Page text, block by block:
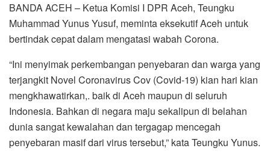
c
e
b
o
k
i
t
t
r
a
t
s
p
p
n
e
l
e
g
a
m
a
i
l
a
r
e
BANDA ACEH – Ketua Komisi I DPR Aceh, Teungku
Muhammad Yunus Yusuf, meminta eksekutif Aceh untuk
bertindak cepat dalam mengatasi wabah Corona.
“Ini menyimak perkembangan penyebaran dan warga yang
terjangkit Novel Coronavirus Cov (Covid-19) kian hari kian
mengkhawatirkan,. baik di Aceh maupun di seluruh
Indonesia. Bahkan di negara maju sekalipun di belahan
dunia sangat kewalahan dan tergagap mencegah
penyebaran masif dari virus tersebut,” kata Teungku Yunus.